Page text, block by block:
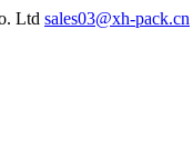
Ltd sales03@xh-pack.cn